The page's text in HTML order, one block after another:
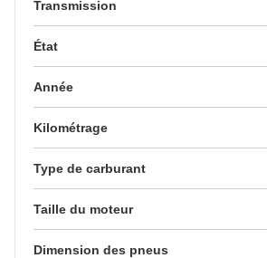
Transmission
État
Année
Kilométrage
Type de carburant
Taille du moteur
Dimension des pneus